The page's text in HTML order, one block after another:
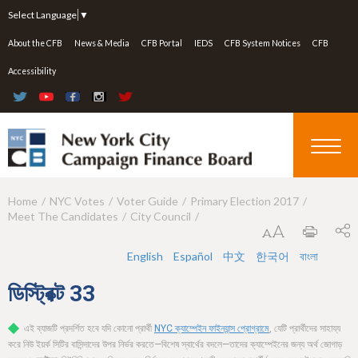
Select Language ▼
About the CFB News & Media CFB Portal IEDS CFB System Notices CFB
Accessibility
Y
a
e
Home NYC Votes Voter Guide
Primary Election 2017
Meet The Candidates
City Council
English Español 中文 한국어 বাংলা
ডিস্ট্রিক্ট33
এই ব্যাজটি প্রদর্শিত হবে যদি কোনো প্রার্থী NYC ক্যাম্পেইন ফাইন্যান্স প্রোগ্রামে, যেটি প্রার্থীদের সাহায্য
করে নিউ ইয়র্ক সিটির বাসিন্দাদের উপর নির্ভর করতে—বিশেষ স্বার্থের বদলে—তাদের ক্যাম্পেইনের জন্য অর্থ জোগাড়